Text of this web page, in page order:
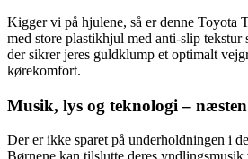
Kigger vi på hjulene, så er denne Toyota
med store plastikhjul med anti-slip tekstur
der sikrer jeres guldklump et optimalt
kørekomfort.
Musik, lys og teknologi –
Der er ikke sparet på underholdningen i